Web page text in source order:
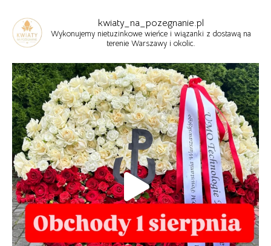
kwiaty_na_pozegnanie.pl
Wykonujemy nietuzinkowe wieńce i wiązanki z dostawą na
terenie Warszawy i okolic.